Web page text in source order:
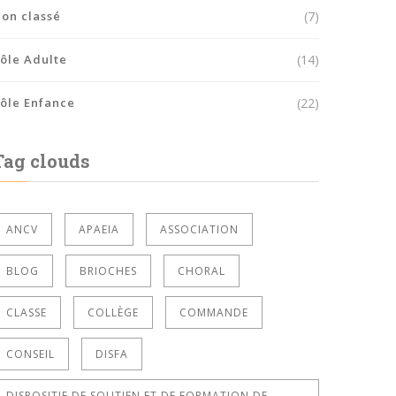
classé (7)
Adulte (14)
Enfance (22)
clouds
ANCV APAEIA ASSOCIATION
BLOG BRIOCHES CHORAL
CLASSE COLLÈGE COMMANDE
CONSEIL DISFA